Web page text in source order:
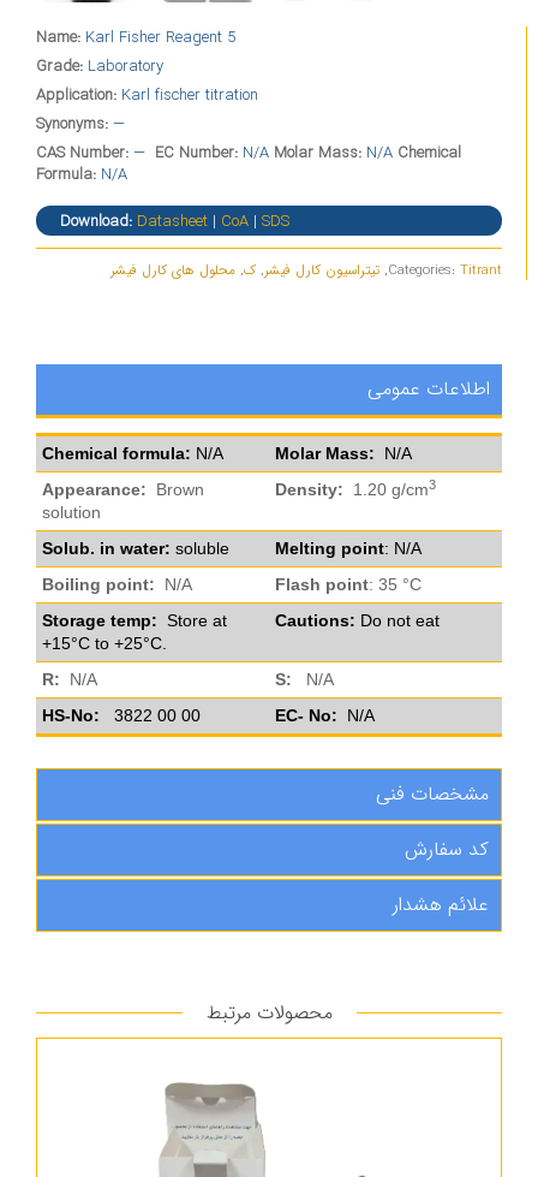
Name: Karl Fisher Reagent 5
Grade: Laboratory
Application: Karl fischer titration
Synonyms:—
CAS Number:— EC Number: N/A Molar Mass: N/A Chemical
Formula: N/A
Download: Datasheet | CoA | SDS
Categories: Titrant
, تیتراسیون کارل فیشر, ک, محلول های کارل فیشر
اطلاعات عمومی
Chemical formula: N/A Molar Mass: N/A
Appearance: Brown
solution
Density: 1.20 g/cm3
Solub. in water: soluble Melting point: N/A
Boiling point: N/A Flash point: 35 °C
Storage temp: Store at
+15°C to +25°C.
Cautions: Do not eat
R: N/A S: N/A
HS-No: 3822 00 00 EC- No: N/A
مشخصات فنی
کد سفارش
علائم هشدار
محصولات مرتبط